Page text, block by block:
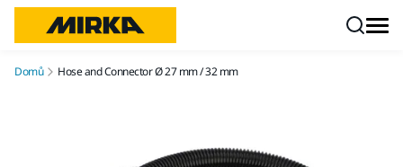
Domů Hose and Connector Ø 27 mm / 32 mm